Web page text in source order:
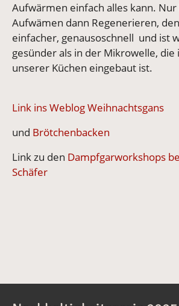
Aufwärmen einfach alles kann.
Aufwämen dann Regenerieren,
einfacher, genausoschnell und ist
gesünder als in der Mikrowelle, die
unserer Küchen eingebaut ist.
Link ins Weblog Weihnachtsgans
und Brötchenbacken
Link zu den Dampfgarworkshops
Schäfer